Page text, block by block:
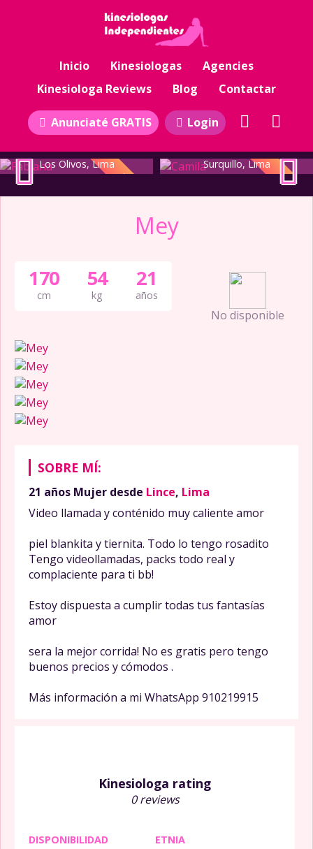
Inicio Kinesiologas
Agencies
Kinesiologa Reviews
Blog Contactar
Anunciaté GRATIS Login
Fabiana
Los Olivos, Lima
TOP
Camila
Surquillo, Lima
Mey
170
cm
54
kg
21
años
No disponible
910219915
SOBRE MÍ:
21 años Mujer desde Lince, Lima
Video llamada y conténido muy caliente amor
piel blankita y tiernita. Todo lo tengo rosadito
Tengo videollamadas, packs todo real y
complaciente para ti bb!
Estoy dispuesta a cumplir todas tus fantasías
amor
sera la mejor corrida! No es gratis pero tengo
buenos precios y cómodos .
Más información a mi WhatsApp 910219915
Kinesiologa rating
0 reviews
DISPONIBILIDAD ETNIA